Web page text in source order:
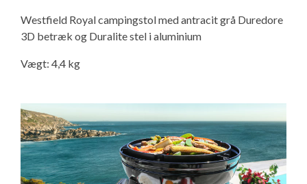
Westfield Royal campingstol med antracit grå Duredore
3D betræk og Duralite stel i aluminium
Vægt: 4,4 kg